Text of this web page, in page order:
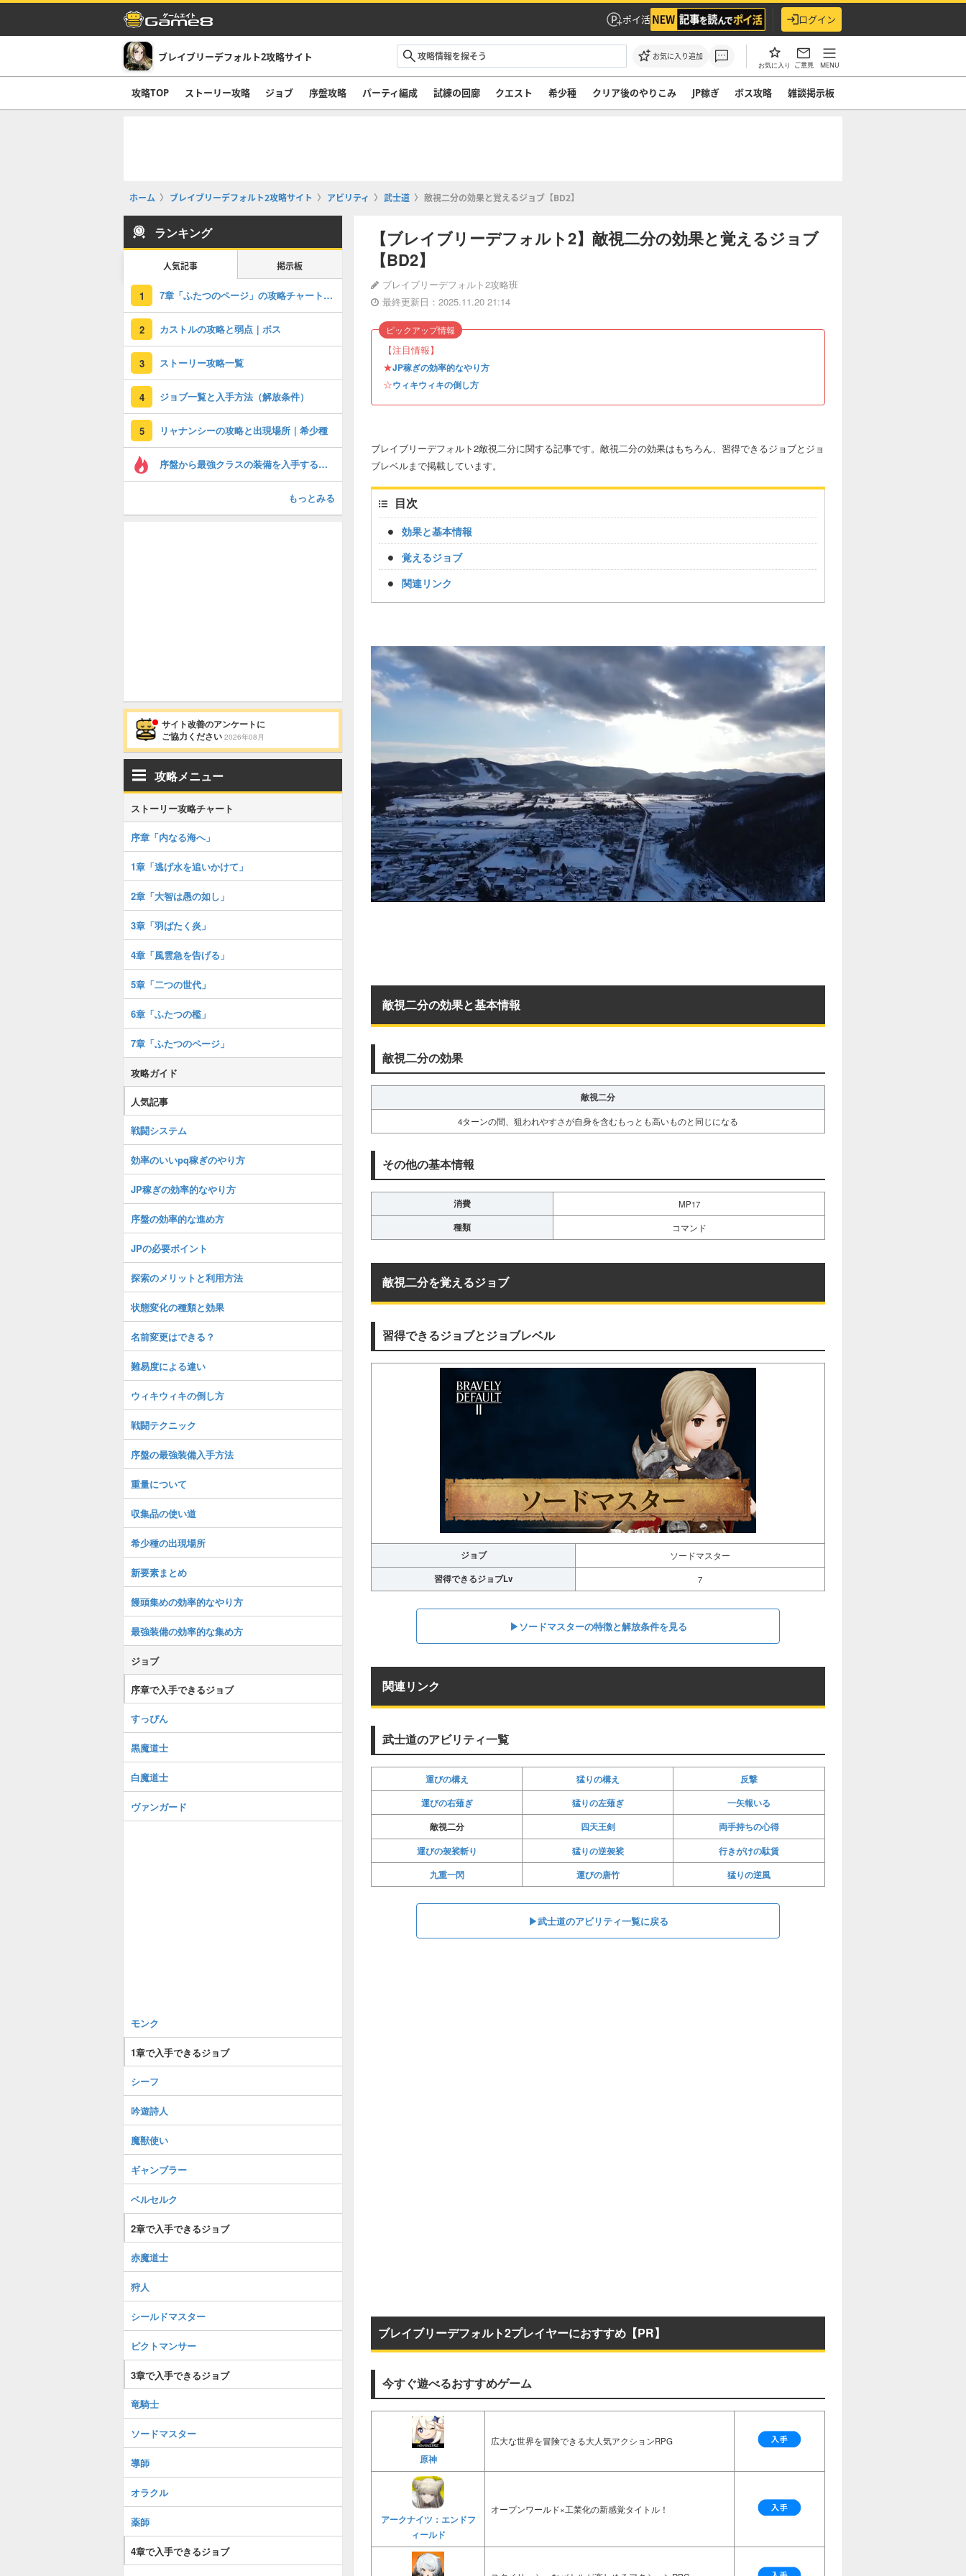
ポイ活 ログイン
ブレイブリーデフォルト2攻略サイト お気に入り追加
お気に入り ご意見 MENU
攻略TOP ストーリー攻略 ジョブ 序盤攻略 パーティ編成 試練の回廊 クエスト 希少種 クリア後のやりこみ JP稼ぎ ボス攻略 雑談掲示板
ホーム ブレイブリーデフォルト2攻略サイト アビリティ 武士道 敵視二分の効果と覚えるジョブ【BD2】
【ブレイブリーデフォルト2】敵視二分の効果と覚えるジョブ
【BD2】
ブレイブリーデフォルト2攻略班
最終更新日：2025.11.20 21:14
【注目情報】
★JP稼ぎの効率的なやり方
☆ウィキウィキの倒し方
ピックアップ情報
ブレイブリーデフォルト2敵視二分に関する記事です。敵視二分の効果はもちろん、習得できるジョブとジョ
ブレベルまで掲載しています。
目次
効果と基本情報
覚えるジョブ
関連リンク
敵視二分の効果と基本情報
敵視二分の効果
敵視二分
4ターンの間、狙われやすさが自身を含むもっとも高いものと同じになる
その他の基本情報
消費 MP17
種類 コマンド
敵視二分を覚えるジョブ
習得できるジョブとジョブレベル
ジョブ ソードマスター
習得できるジョブLv 7
▶︎ソードマスターの特徴と解放条件を見る
関連リンク
武士道のアビリティ一覧
運びの構え 猛りの構え
反撃
運びの右薙ぎ
猛りの左薙ぎ 一矢報いる
敵視二分 四天王剣
両手持ちの心得
運びの袈裟斬り
猛りの逆袈裟
行きがけの駄賃
九重一閃
運びの唐竹 猛りの逆風
▶︎武士道のアビリティ一覧に戻る
ブレイブリーデフォルト2プレイヤーにおすすめ【PR】
今すぐ遊べるおすすめゲーム
原神
広大な世界を冒険できる大人気アクションRPG
アークナイツ：エンドフ
ィールド
オープンワールド×工業化の新感覚タイトル！
ランキング
人気記事 掲示板
1 7章「ふたつのページ」の攻略チャート｜ストーリー
2 カストルの攻略と弱点｜ボス
3 ストーリー攻略一覧
4 ジョブ一覧と入手方法（解放条件）
5 リャナンシーの攻略と出現場所｜希少種
序盤から最強クラスの装備を入手する方法
もっとみる
サイト改善のアンケートに
ご協力ください 2026年08月
攻略メニュー
ストーリー攻略チャート
序章「内なる海へ」
1章「逃げ水を追いかけて」
2章「大智は愚の如し」
3章「羽ばたく炎」
4章「風雲急を告げる」
5章「二つの世代」
6章「ふたつの檻」
7章「ふたつのページ」
攻略ガイド
人気記事
戦闘システム
効率のいいpq稼ぎのやり方
JP稼ぎの効率的なやり方
序盤の効率的な進め方
JPの必要ポイント
探索のメリットと利用方法
状態変化の種類と効果
名前変更はできる？
難易度による違い
ウィキウィキの倒し方
戦闘テクニック
序盤の最強装備入手方法
重量について
収集品の使い道
希少種の出現場所
新要素まとめ
饅頭集めの効率的なやり方
最強装備の効率的な集め方
ジョブ
序章で入手できるジョブ
すっぴん
黒魔道士
白魔道士
ヴァンガード
モンク
1章で入手できるジョブ
シーフ
吟遊詩人
魔獣使い
ギャンブラー
ベルセルク
2章で入手できるジョブ
赤魔道士
狩人
シールドマスター
ピクトマンサー
3章で入手できるジョブ
竜騎士
ソードマスター
導師
オラクル
薬師
4章で入手できるジョブ